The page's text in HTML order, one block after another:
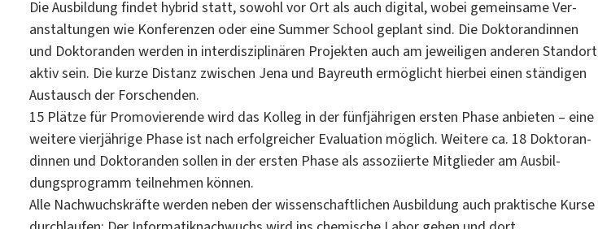
Die Ausbildung findet hybrid statt, sowohl vor Ort als auch digital, wobei gemeinsame Ver­
anstaltungen wie Konferenzen oder eine Summer School geplant sind. Die Doktorandinnen
und Doktoranden werden in interdisziplinären Projekten auch am jeweiligen anderen Standort
aktiv sein. Die kurze Distanz zwischen Jena und Bayreuth ermöglicht hierbei einen ständigen
Austausch der Forschenden.
15 Plätze für Promovierende wird das Kolleg in der fünfjährigen ersten Phase anbieten – eine
weitere vierjährige Phase ist nach erfolgreicher Evaluation möglich. Weitere ca. 18 Doktoran­
dinnen und Doktoranden sollen in der ersten Phase als assoziierte Mitglieder am Ausbil­
dungsprogramm teilnehmen können.
Alle Nachwuchskräfte werden neben der wissenschaftlichen Ausbildung auch praktische Kurse